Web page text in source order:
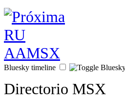
Bluesky timeline
Directorio MSX